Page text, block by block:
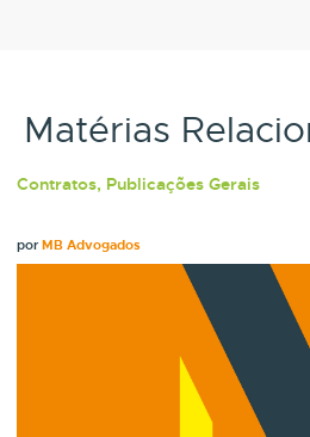
Matérias
Contratos, Publicações Gerais
porMB Advogados